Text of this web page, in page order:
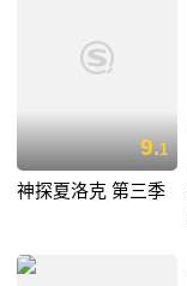
9.1
神探夏洛克 第三季